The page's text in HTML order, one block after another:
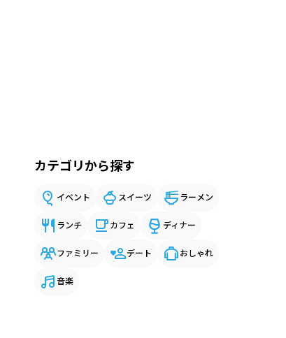
カテゴリから探す
イベント スイーツ ラーメン
ランチ カフェ ディナー
ファミリー デート おしゃれ
音楽